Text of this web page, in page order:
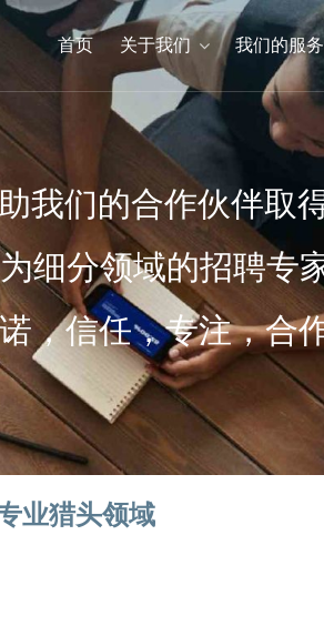
首页 关于我们 我们的服务
我们的合作伙伴取
细分领域的招
诺，信任，专注
业猎头领域